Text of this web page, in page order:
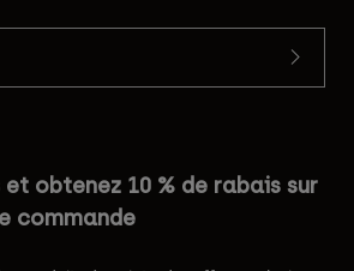
et obtenez 10 % de rabais sur
commande